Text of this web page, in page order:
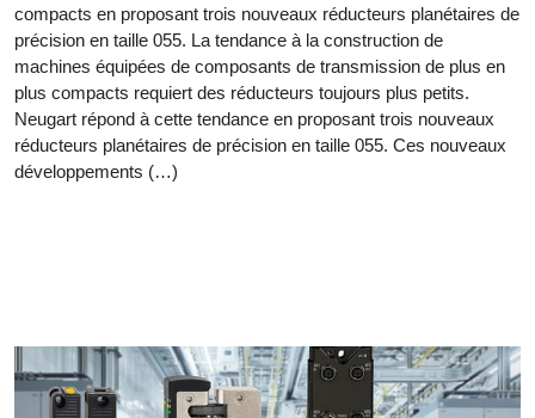
compacts en proposant trois nouveaux réducteurs planétaires de
précision en taille 055. La tendance à la construction de
machines équipées de composants de transmission de plus en
plus compacts requiert des réducteurs toujours plus petits.
Neugart répond à cette tendance en proposant trois nouveaux
réducteurs planétaires de précision en taille 055. Ces nouveaux
développements (…)